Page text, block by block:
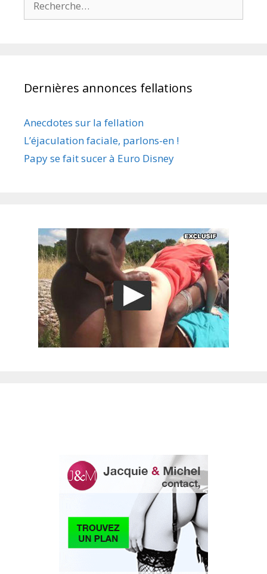
Dernières annonces fellations
Anecdotes sur la fellation
L’éjaculation faciale, parlons-en !
Papy se fait sucer à Euro Disney